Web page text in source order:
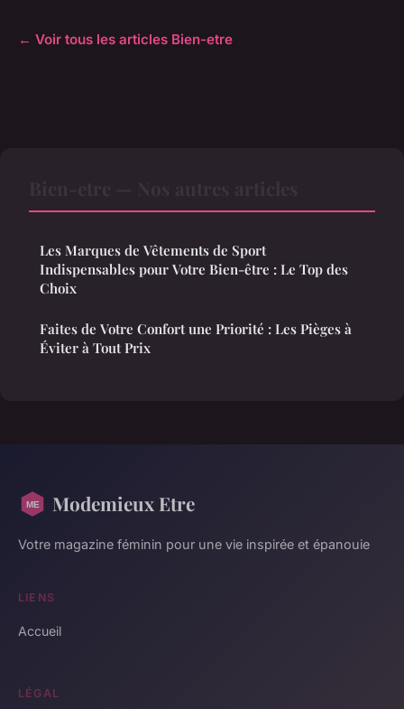
← Voir tous les articles Bien-etre
Les Marques de Vêtements de Sport
Indispensables pour Votre Bien-être : Le Top des
Choix
Faites de Votre Confort une Priorité : Les Pièges à
Éviter à Tout Prix
Modemieux Etre
Votre magazine féminin pour une vie inspirée et épanouie
LIENS
Accueil
LÉGAL